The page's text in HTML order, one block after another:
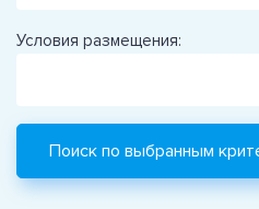
Условия размещения: